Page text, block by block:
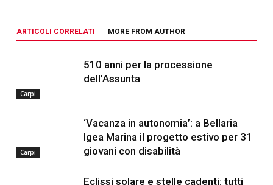
ARTICOLI CORRELATI MORE FROM AUTHOR
Carpi
510 anni per la processione
dell’Assunta
Carpi
‘Vacanza in autonomia’: a Bellaria
Igea Marina il progetto estivo per 31
giovani con disabilità
Eclissi solare e stelle cadenti: tutti